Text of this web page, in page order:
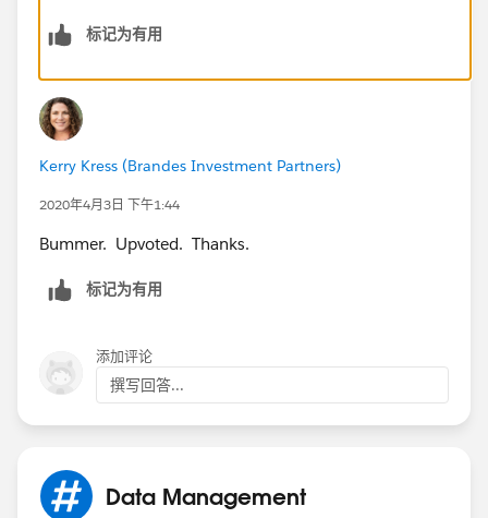
标记为有用
Kerry Kress (Brandes Investment Partners)
2020年4月3日 下午1:44
Bummer. Upvoted. Thanks.
标记为有用
添加评论
撰写回答...
Data Management